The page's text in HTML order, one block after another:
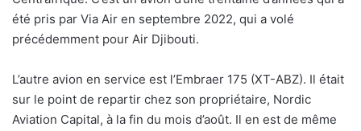
été pris par Via Air en septembre 2022, qui a volé
précédemment pour Air Djibouti.
L’autre avion en service est l’Embraer 175 (XT-ABZ). Il était
sur le point de repartir chez son propriétaire, Nordic
Aviation Capital, à la fin du mois d’août. Il en est de même